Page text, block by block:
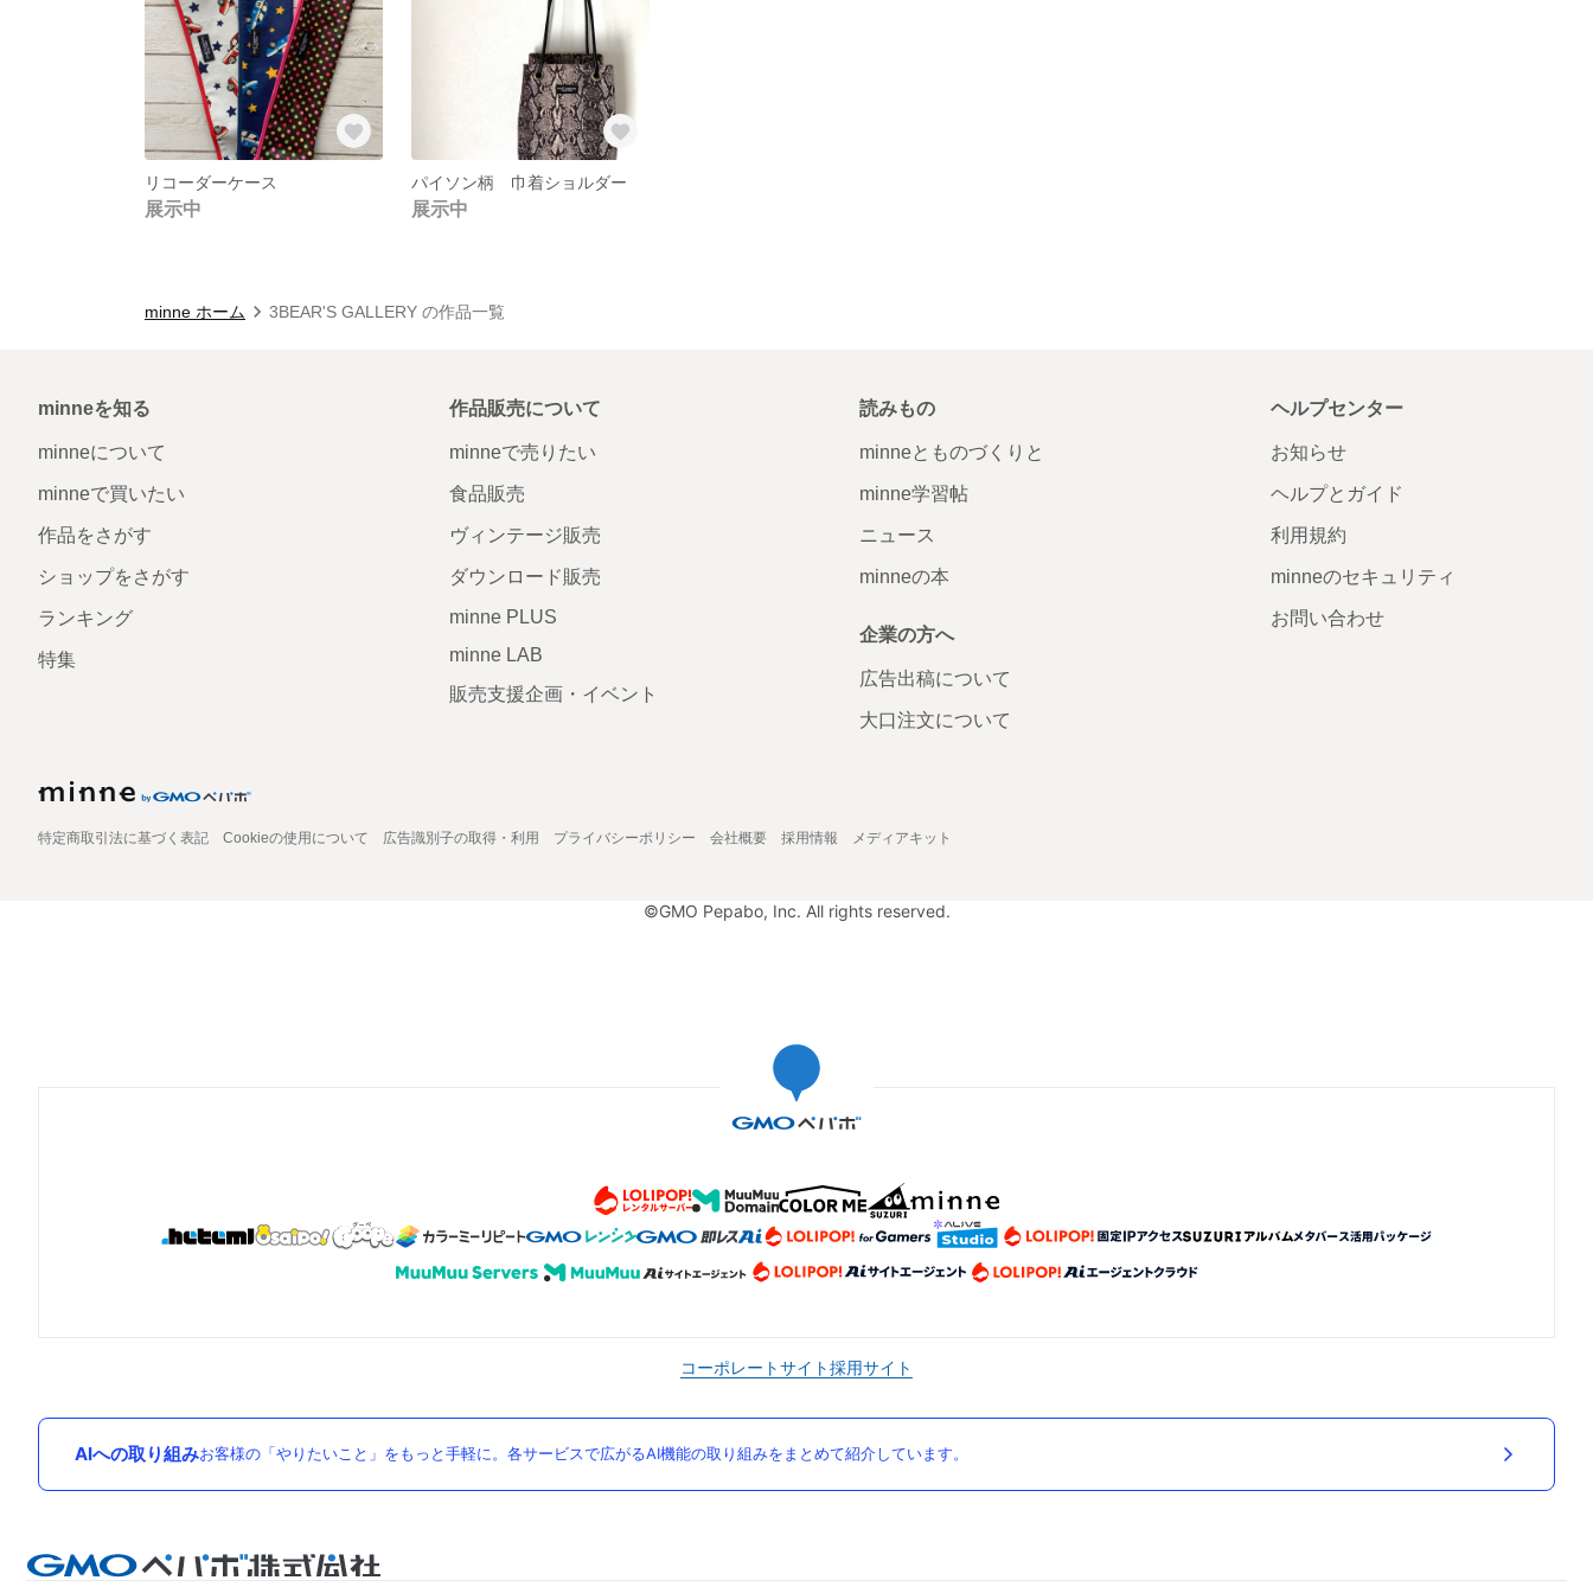
リコーダーケース
展示中
パイソン柄 巾着ショルダー
展示中
minne ホーム 3BEAR'S GALLERY の作品一覧
minneを知る
minneについて
minneで買いたい
作品をさがす
ショップをさがす
ランキング
特集
作品販売について
minneで売りたい
食品販売
ヴィンテージ販売
ダウンロード販売
minne PLUS
minne LAB
販売支援企画・イベント
読みもの
minneとものづくりと
minne学習帖
ニュース
minneの本
企業の方へ
広告出稿について
大口注文について
ヘルプセンター
お知らせ
ヘルプとガイド
利用規約
minneのセキュリティ
お問い合わせ
特定商取引法に基づく表記 Cookieの使用について 広告識別子の取得・利用 プライバシーポリシー 会社概要 採用情報 メディアキット
©GMO Pepabo, Inc. All rights reserved.
コーポレートサイト採用サイト
AIへの取り組みお客様の「やりたいこと」をもっと手軽に。各サービスで広がるAI機能の取り組みをまとめて紹介しています。